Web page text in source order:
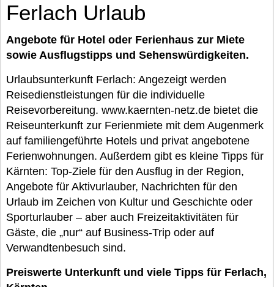
Ferlach Urlaub
Angebote für Hotel oder Ferienhaus zur Miete
sowie Ausflugstipps und Sehenswürdigkeiten.
Urlaubsunterkunft Ferlach: Angezeigt werden
Reisedienstleistungen für die individuelle
Reisevorbereitung. www.kaernten-netz.de bietet die
Reiseunterkunft zur Ferienmiete mit dem Augenmerk
auf familiengeführte Hotels und privat angebotene
Ferienwohnungen. Außerdem gibt es kleine Tipps für
Kärnten: Top-Ziele für den Ausflug in der Region,
Angebote für Aktivurlauber, Nachrichten für den
Urlaub im Zeichen von Kultur und Geschichte oder
Sporturlauber – aber auch Freizeitaktivitäten für
Gäste, die „nur“ auf Business-Trip oder auf
Verwandtenbesuch sind.
Preiswerte Unterkunft und viele Tipps für Ferlach,